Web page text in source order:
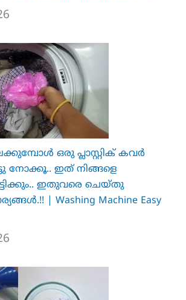
ഒരു പ്ലാസ്റ്റിക് കവർ
നോക്കൂ.. ഇത് നിങ്ങളെ
ഇതുവരെ ചെയ്തു
| Washing Machine Easy